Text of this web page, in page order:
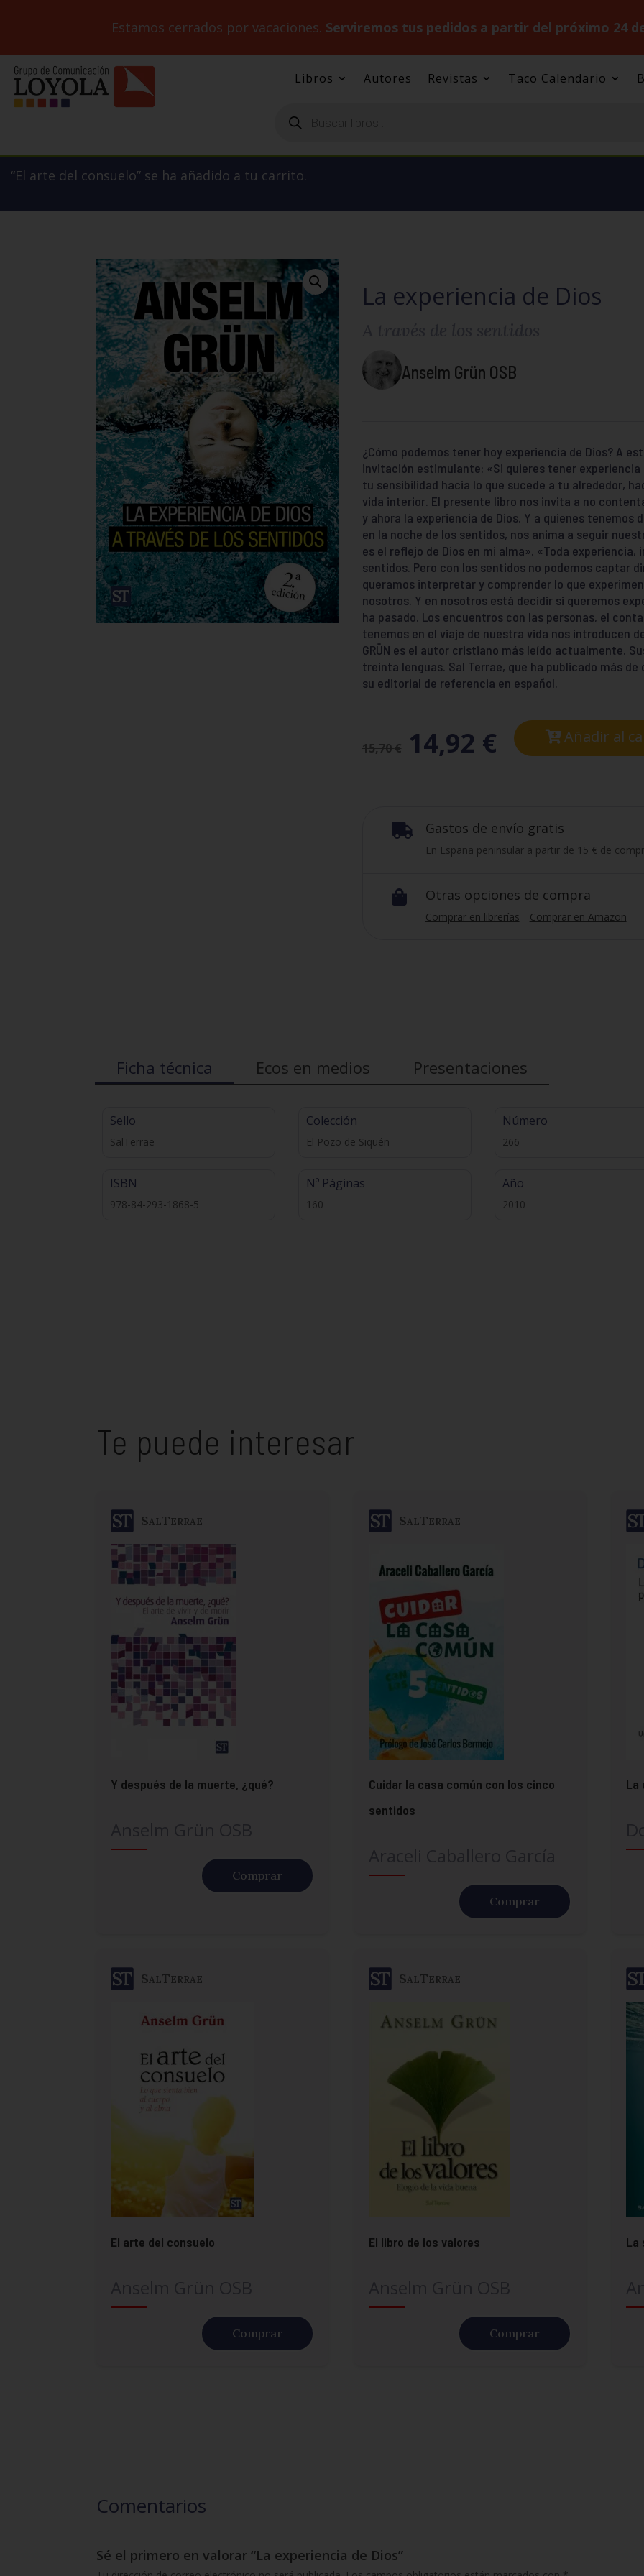
Estamos cerrados por vacaciones. Serviremos tus pedidos a partir del próximo 24
Libros Autores Revistas Taco Calendario
productos
“El arte del consuelo” se ha añadido a tu carrito.
La experiencia de Dios
Anselm Grün OSB
¿Cómo podemos tener hoy experiencia de Dios? A
invitación estimulante: «Si quieres tener experiencia
tu sensibilidad hacia lo que sucede a tu alrededor,
vida interior. El presente libro nos invita a no
y ahora la experiencia de Dios. Y a quienes tenemos
en la noche de los sentidos, nos anima a seguir
es el reflejo de Dios en mi alma». «Toda experiencia,
sentidos. Pero con los sentidos no podemos captar
queramos interpretar y comprender lo que
nosotros. Y en nosotros está decidir si queremos
ha pasado. Los encuentros con las personas, el
tenemos en el viaje de nuestra vida nos introducen
GRÜN es el autor cristiano más leído actualmente.
treinta lenguas. Sal Terrae, que ha publicado más
su editorial de referencia en español.
15,70€ 14,92 € Añadir al
 Gastos de envío gratis
En España peninsular a partir de 15 € de
 Otras opciones de compra
Comprar en librerías Comprar en Amazon
Ficha técnica Ecos en medios Presentaciones
Sello
SalTerrae
ISBN
978-84-293-1868-5
Colección
El Pozo de Siquén
Nº Páginas
160
Número
266
Año
2010
Te puede interesar
SalTerrae
Y después de la muerte, ¿qué?
Comprar
SalTerrae
Cuidar la casa común con los cinco
sentidos
Comprar
La
SalTerrae
El arte del consuelo
Comprar
SalTerrae
El libro de los valores
Comprar
La
Comentarios
Sé el primero en valorar “La experiencia de Dios”